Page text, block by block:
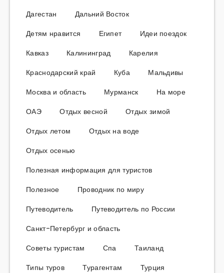
Дагестан
Дальний Восток
Детям нравится
Египет
Идеи поездок
Кавказ
Калининград
Карелия
Краснодарский край
Куба
Мальдивы
Москва и область
Мурманск
На море
ОАЭ
Отдых весной
Отдых зимой
Отдых летом
Отдых на воде
Отдых осенью
Полезная информация для туристов
Полезное
Проводник по миру
Путеводитель
Путеводитель по России
Санкт-Петербург и область
Советы туристам
Спа
Таиланд
Типы туров
Турагентам Турция